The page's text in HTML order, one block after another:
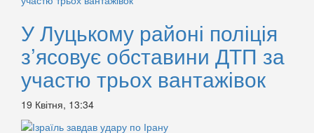
У Луцькому районі поліція
з’ясовує обставини ДТП за
участю трьох вантажівок
19 Квітня, 13:34